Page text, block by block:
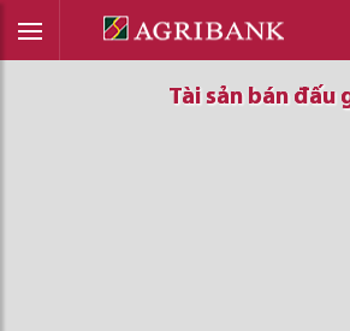
Tài sản bán đấu
Tài sản bán đấu
Tài sản bán đấu